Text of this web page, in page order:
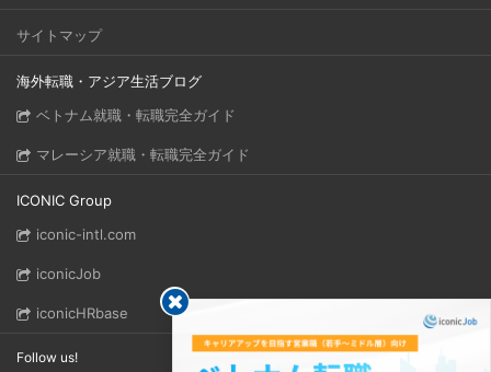
サイトマップ
海外転職・アジア生活ブログ
ベトナム就職・転職完全ガイド
マレーシア就職・転職完全ガイド
ICONIC Group
iconic-intl.com
iconicJob
iconicHRbase
Follow us!